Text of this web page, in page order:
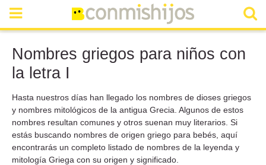
Nombres griegos para niños con
la letra I
Hasta nuestros días han llegado los nombres de dioses griegos
y nombres mitológicos de la antigua Grecia. Algunos de estos
nombres resultan comunes y otros suenan muy literarios. Si
estás buscando nombres de origen griego para bebés, aquí
encontrarás un completo listado de nombres de la leyenda y
mitología Griega con su origen y significado.